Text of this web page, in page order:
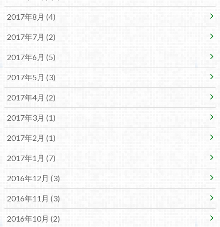
2017年8月 (4)
2017年7月 (2)
2017年6月 (5)
2017年5月 (3)
2017年4月 (2)
2017年3月 (1)
2017年2月 (1)
2017年1月 (7)
2016年12月 (3)
2016年11月 (3)
2016年10月 (2)